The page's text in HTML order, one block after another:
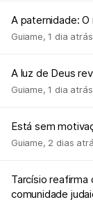
A paternidade:
Guiame,1 dia atrás
A luz de Deus
Guiame,1 dia atrás
Está sem
Guiame, 2 dias
Tarcísio reafirma
comunidade